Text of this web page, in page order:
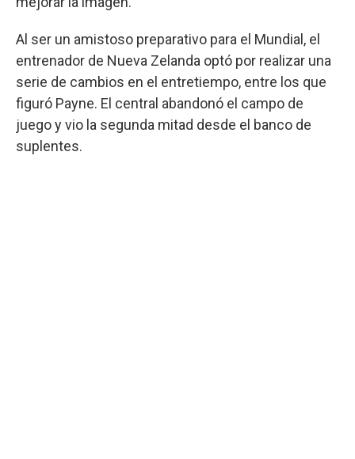
Al ser un amistoso preparativo para el Mundial, el
entrenador de Nueva Zelanda optó por realizar una
serie de cambios en el entretiempo, entre los que
figuró Payne. El central abandonó el campo de
juego y vio la segunda mitad desde el banco de
suplentes.